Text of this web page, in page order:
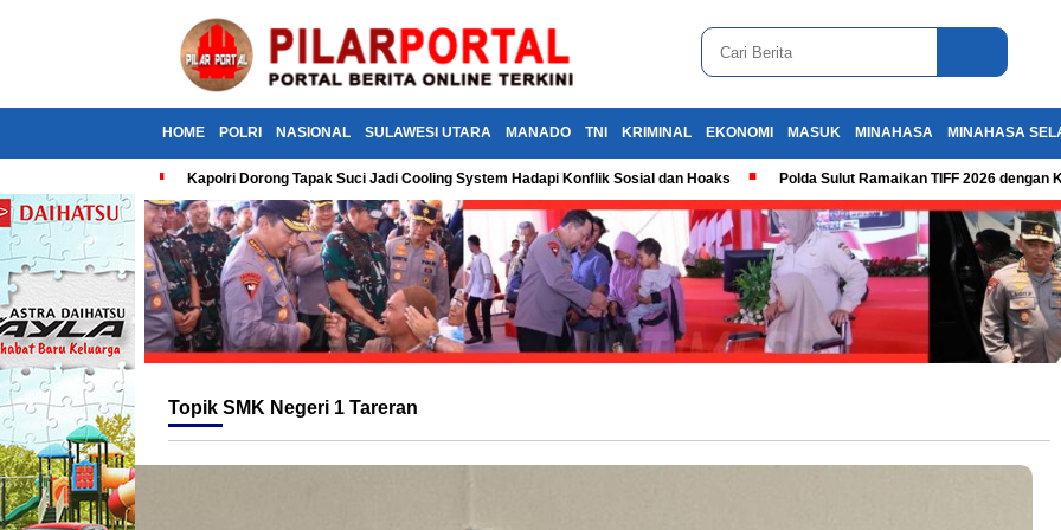
HOME POLRI NASIONAL SULAWESI UTARA MANADO TNI KRIMINAL EKONOMI MASUK MINAHASA MINAHASA
Kapolri Dorong Tapak Suci Jadi Cooling System Hadapi Konflik Sosial dan Hoaks Polda Sulut Ramaikan TIFF 2026
Topik SMK Negeri 1 Tareran